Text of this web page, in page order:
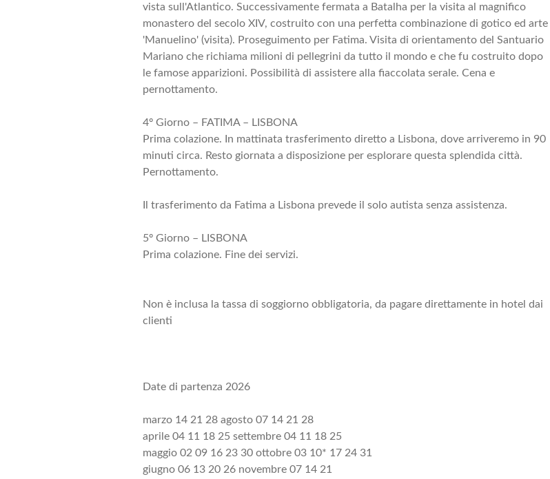
vista sull'Atlantico. Successivamente fermata a Batalha per la visita al magnifico
monastero del secolo XIV, costruito con una perfetta combinazione di gotico ed arte
'Manuelino' (visita). Proseguimento per Fatima. Visita di orientamento del Santuario
Mariano che richiama milioni di pellegrini da tutto il mondo e che fu costruito dopo
le famose apparizioni. Possibilità di assistere alla fiaccolata serale. Cena e
pernottamento.
4º Giorno – FATIMA – LISBONA
Prima colazione. In mattinata trasferimento diretto a Lisbona, dove arriveremo in 90
minuti circa. Resto giornata a disposizione per esplorare questa splendida città.
Pernottamento.
Il trasferimento da Fatima a Lisbona prevede il solo autista senza assistenza.
5º Giorno – LISBONA
Prima colazione. Fine dei servizi.
Non è inclusa la tassa di soggiorno obbligatoria, da pagare direttamente in hotel dai
clienti
Date di partenza 2026
marzo 14 21 28 agosto 07 14 21 28
aprile 04 11 18 25 settembre 04 11 18 25
maggio 02 09 16 23 30 ottobre 03 10* 17 24 31
giugno 06 13 20 26 novembre 07 14 21